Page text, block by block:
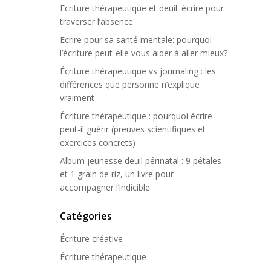
Ecriture thérapeutique et deuil: écrire pour
traverser l’absence
Ecrire pour sa santé mentale: pourquoi
l’écriture peut-elle vous aider à aller mieux?
Écriture thérapeutique vs journaling : les
différences que personne n’explique
vraiment
Écriture thérapeutique : pourquoi écrire
peut-il guérir (preuves scientifiques et
exercices concrets)
Album jeunesse deuil périnatal : 9 pétales
et 1 grain de riz, un livre pour
accompagner l’indicible
Catégories
Écriture créative
Écriture thérapeutique